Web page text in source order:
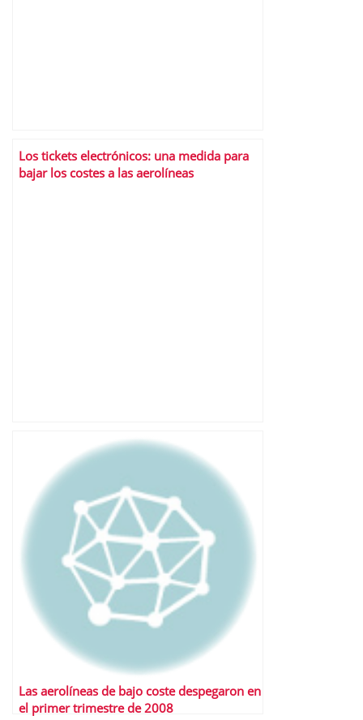
Los tickets electrónicos: una medida para
bajar los costes a las aerolíneas
Las aerolíneas de bajo coste despegaron en
el primer trimestre de 2008